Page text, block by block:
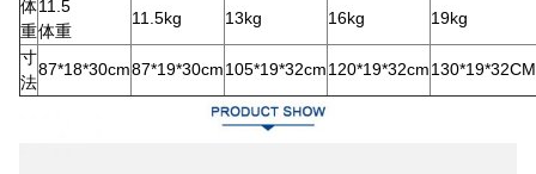
体
重
11.5
体重
11.5kg 13kg 16kg 19kg
寸
法
87*18*30cm87*19*30cm105*19*32cm120*19*32cm130*19*32CM